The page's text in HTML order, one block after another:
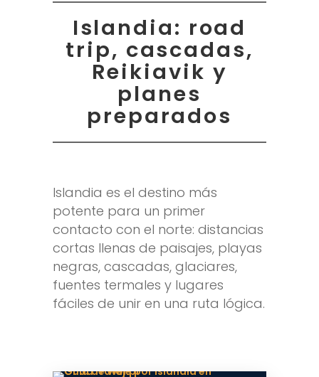
Islandia: road
trip, cascadas,
Reikiavik y
planes
preparados
Islandia es el destino más
potente para un primer
contacto con el norte: distancias
cortas llenas de paisajes, playas
negras, cascadas, glaciares,
fuentes termales y lugares
fáciles de unir en una ruta lógica.